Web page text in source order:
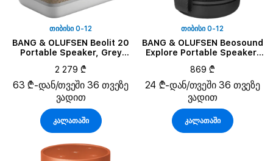
ᲗᲘᲑᲘᲡᲘ 0-12
BANG & OLUFSEN Beolit 20
Portable Speaker, Grey
2 279 ₾
63 ₾-დან/თვეში 36 თვეზე
ვადით
კალათაში
ᲗᲘᲑᲘᲡᲘ 0-12
BANG & OLUFSEN Beosound
Explore Portable Speaker,
869 ₾
24 ₾-დან/თვეში 36 თვეზე
ვადით
კალათაში